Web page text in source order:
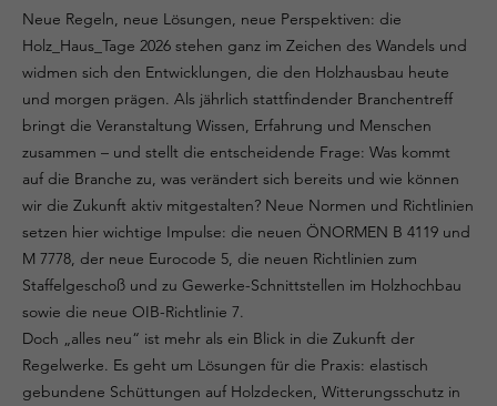
Neue Regeln, neue Lösungen, neue Perspektiven: die
Holz_Haus_Tage 2026 stehen ganz im Zeichen des Wandels und
widmen sich den Entwicklungen, die den Holzhausbau heute
und morgen prägen. Als jährlich stattfindender Branchentreff
bringt die Veranstaltung Wissen, Erfahrung und Menschen
zusammen – und stellt die entscheidende Frage: Was kommt
auf die Branche zu, was verändert sich bereits und wie können
wir die Zukunft aktiv mitgestalten? Neue Normen und Richtlinien
setzen hier wichtige Impulse: die neuen ÖNORMEN B 4119 und
M 7778, der neue Eurocode 5, die neuen Richtlinien zum
Staffelgeschoß und zu Gewerke-Schnittstellen im Holzhochbau
sowie die neue OIB-Richtlinie 7.
Doch „alles neu“ ist mehr als ein Blick in die Zukunft der
Regelwerke. Es geht um Lösungen für die Praxis: elastisch
gebundene Schüttungen auf Holzdecken, Witterungsschutz in